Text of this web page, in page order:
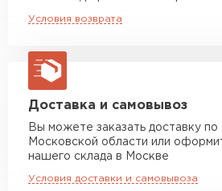
макс. длина груза 13,5 м
Манипулятор до 5 тн
макс. длина груза 6 м
Манипулятор до 10 тн
макс. длина груза 8 м
Манипулятор до 20 тн
Условия возврата
Доставка и самовывоз
Вы можете заказать доставку по
Московской области или
нашего склада в Москве
Условия доставки и самовывоза